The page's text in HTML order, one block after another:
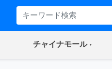
チャイナモール(current)